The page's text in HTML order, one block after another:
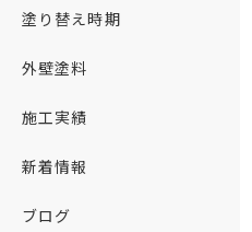
塗り替え時期
外壁塗料
施工実績
新着情報
ブログ